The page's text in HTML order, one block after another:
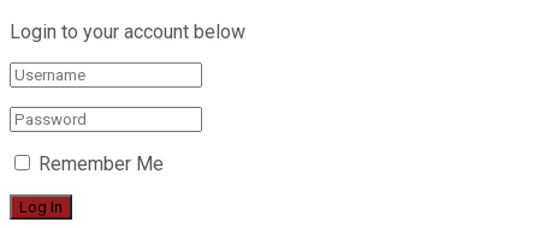
Login to your account below
Remember Me